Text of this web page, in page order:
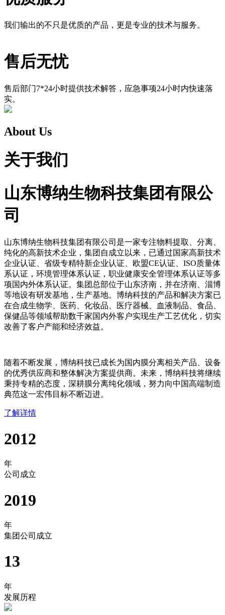
我们输出的不只是优质的产品，更是专业的技术与服务。
售后无忧
售后部门7*24小时提供技术解答，应急事项24小时内快速落
实。
About Us
关于我们
山东博纳生物科技集团有限公
司
山东博纳生物科技集团有限公司是一家专注物料提取、分离、
纯化的高新技术企业，集团自成立以来，已通过国家高新技术
企业认证、省级专精特新企业认证、欧盟CE认证、ISO质量体
系认证，环境管理体系认证，职业健康安全管理体系认证等多
项国内外体系认证。集团总部位于山东济南，并在济南、淄博
等地设有研发基地，生产基地。博纳科技的产品和解决方案已
在合成生物学、医药、化妆品、医疗器械、血液制品、食品、
保健品等领域帮助数千家国内外客户实现生产工艺优化，切实
改善了客户产能和经济效益。
随着不断发展，博纳科技已成长为国内膜分离相关产品、设备
的优秀供应商和整体解决方案提供商。未来，博纳科技将继续
秉持专精的态度，深耕膜分离纯化领域，努力向中国高端制造
典范这一宏伟目标不断迈进。
了解详情
2012
年
公司成立
2019
年
集团公司成立
13
年
发展历程